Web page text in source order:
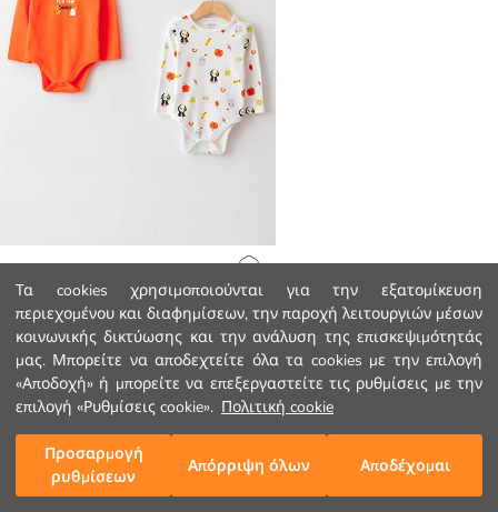
Τα cookies χρησιμοποιούνται για την εξατομίκευση
περιεχομένου και διαφημίσεων, την παροχή λειτουργιών μέσων
κοινωνικής δικτύωσης και την ανάλυση της επισκεψιμότητάς
μας. Μπορείτε να αποδεχτείτε όλα τα cookies με την επιλογή
«Αποδοχή» ή μπορείτε να επεξεργαστείτε τις ρυθμίσεις με την
επιλογή «Ρυθμίσεις cookie». Πολιτική cookie
Προσαρμογή
ρυθμίσεων
Απόρριψη όλων Αποδέχομαι
Αρχική Σελίδα
Κατηγορίες
Το Καλάθι μου
Κορμάκι με κούμπωμα Μακρυμάνικο Εκτυπωμένο Baby Boy με Στρογγυλή λαιμόκοψη 2-πακέτα
8.99 EUR
1
Υποστήριξη
Παρακολούθηση Παραγγελίας
Φόρμα Επικοινωνίας